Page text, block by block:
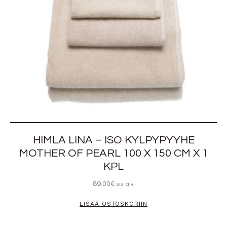
HIMLA LINA – ISO KYLPYPYYHE
MOTHER OF PEARL 100 X 150 CM X 1
KPL
89.00€ sis. alv.
LISÄÄ OSTOSKORIIN